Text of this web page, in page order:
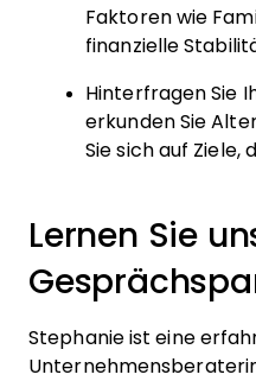
Faktoren wie
finanzielle
Hinterfragen Sie
erkunden Sie
Sie sich auf Ziele,
Lernen Sie
Stephanie ist eine